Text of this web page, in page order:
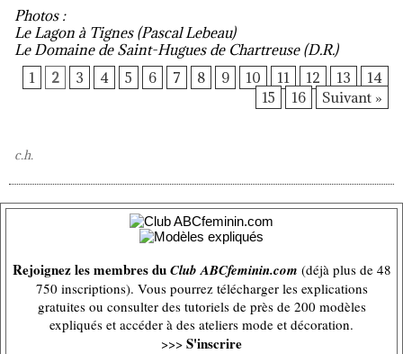
Photos :
Le Lagon à Tignes (Pascal Lebeau)
Le Domaine de Saint-Hugues de Chartreuse (D.R.)
1
2 3 4 5 6 7 8 9 10 11 12 13
14
15
16 Suivant »
c.h.
Rejoignez les membres duClub ABCfeminin.com (déjà plus de 48
750 inscriptions). Vous pourrez télécharger les explications
gratuites ou consulter des tutoriels de près de 200 modèles
expliqués et accéder à des ateliers mode et décoration.
>>> S'inscrire